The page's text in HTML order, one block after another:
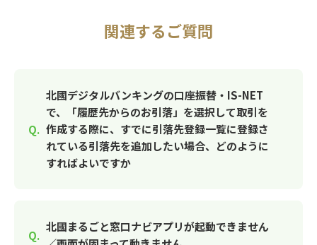
関連するご質問
北國デジタルバンキングの口座振替・IS-NET
で、「履歴先からのお引落」を選択して取引を
作成する際に、すでに引落先登録一覧に登録さ
れている引落先を追加したい場合、どのように
すればよいですか
北國まるごと窓口ナビアプリが起動できません